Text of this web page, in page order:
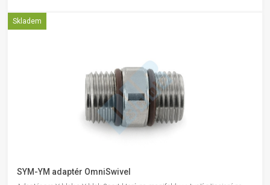
Skladem
SYM-YM adaptér OmniSwivel